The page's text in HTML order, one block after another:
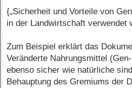
{„Sicherheit und Vorteile von
in der Landwirtschaft verwendet
Zum Beispiel erklärt das
Veränderte Nahrungsmittel
ebenso sicher wie natürliche
Behauptung des Gremiums der